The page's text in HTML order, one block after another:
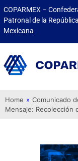
COPARMEX –
Patronal de la República
Mexicana
Home » Comunicado
Mensaje: Recolección